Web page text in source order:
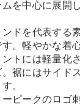
ムを中心に展開
ンドを代表する
す。軽やかな着
ントには軽量化
。裾にはサイド
。
ーピークのロゴ